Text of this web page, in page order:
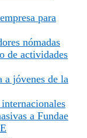
para
nómadas
de actividades
a jóvenes de la
a Fundae